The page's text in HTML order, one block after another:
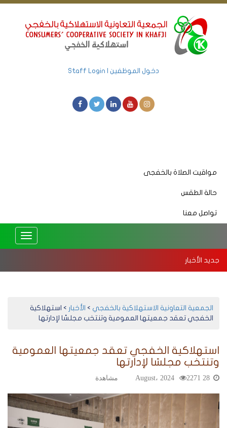
دخول الموظفين | Staff Login
مواقيت الصلاة بالخفجى
حالة الطقس
تواصل معنا
Toggle
جديد الأخبار
الجمعية التعاونية الاستهلاكية بالخفجي > الأخبار > استهلاكية
الخفجي تعقد جمعيتها العمومية وتنتخب مجلسًا لإدارتها
استهلاكية الخفجي تعقد جمعيتها العمومية
وتنتخب مجلسًا لإدارتها
28 August، 2024 2271 مشاهدة